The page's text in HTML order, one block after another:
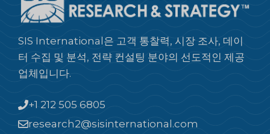
SIS International은 고객 통찰력, 시장 조사, 데이
터 수집 및 분석, 전략 컨설팅 분야의 선도적인 제공
업체입니다.
+1 212 505 6805
research2@sisinternational.com